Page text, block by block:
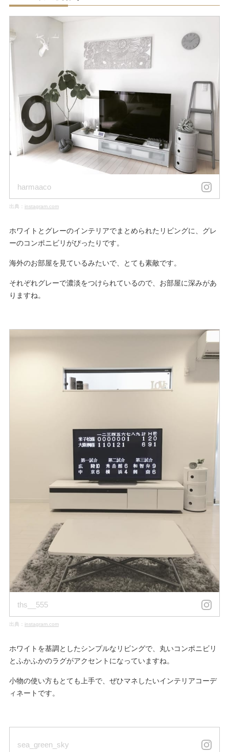
harmaaco
出典： instagram.com
ホワイトとグレーのインテリアでまとめられたリビングに、グレ
ーのコンポニビリがぴったりです。
海外のお部屋を見ているみたいで、とても素敵です。
それぞれグレーで濃淡をつけられているので、お部屋に深みがあ
りますね。
ths__555
出典： instagram.com
ホワイトを基調としたシンプルなリビングで、丸いコンポニビリ
とふかふかのラグがアクセントになっていますね。
小物の使い方もとても上手で、ぜひマネしたいインテリアコーデ
ィネートです。
sea_green_sky